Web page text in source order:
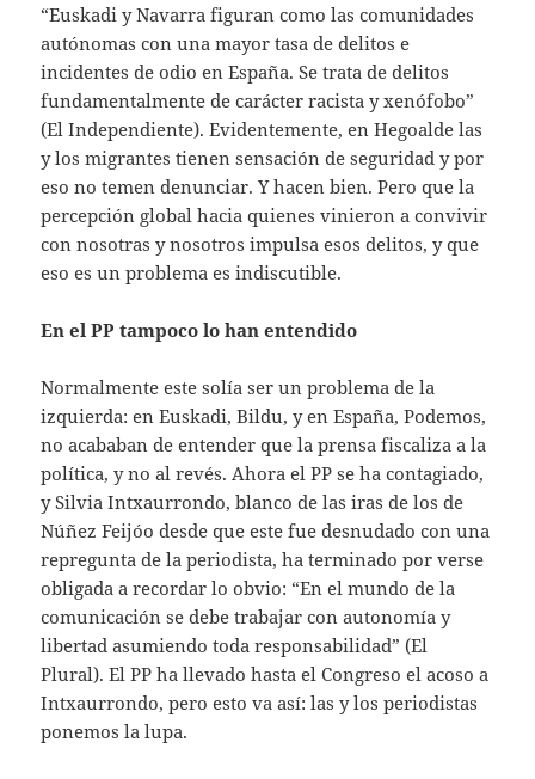
“Euskadi y Navarra figuran como las comunidades
autónomas con una mayor tasa de delitos e
incidentes de odio en España. Se trata de delitos
fundamentalmente de carácter racista y xenófobo”
(El Independiente). Evidentemente, en Hegoalde las
y los migrantes tienen sensación de seguridad y por
eso no temen denunciar. Y hacen bien. Pero que la
percepción global hacia quienes vinieron a convivir
con nosotras y nosotros impulsa esos delitos, y que
eso es un problema es indiscutible.
En el PP tampoco lo han entendido
Normalmente este solía ser un problema de la
izquierda: en Euskadi, Bildu, y en España, Podemos,
no acababan de entender que la prensa fiscaliza a la
política, y no al revés. Ahora el PP se ha contagiado,
y Silvia Intxaurrondo, blanco de las iras de los de
Núñez Feijóo desde que este fue desnudado con una
repregunta de la periodista, ha terminado por verse
obligada a recordar lo obvio: “En el mundo de la
comunicación se debe trabajar con autonomía y
libertad asumiendo toda responsabilidad” (El
Plural). El PP ha llevado hasta el Congreso el acoso a
Intxaurrondo, pero esto va así: las y los periodistas
ponemos la lupa.